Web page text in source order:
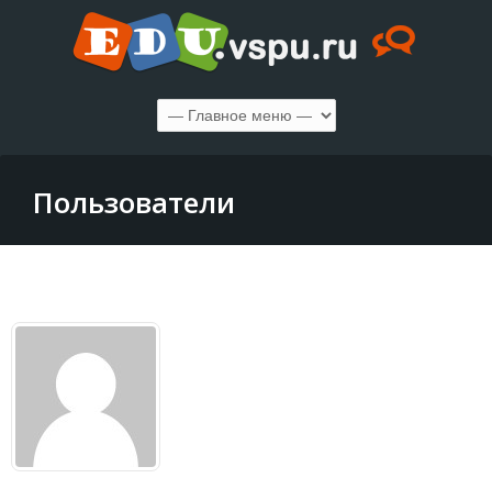
Пользователи